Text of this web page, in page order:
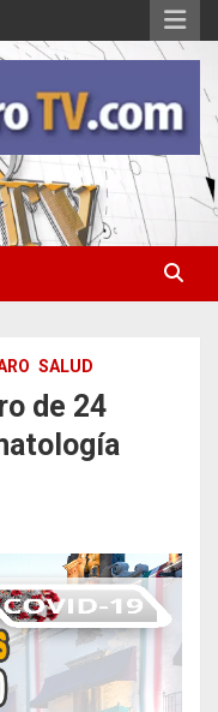
SALUD
de 24